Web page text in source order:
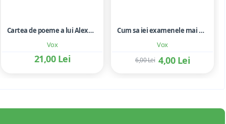
Vox
Cartea de poeme a lui Alexandru cel Mare - carte cu ilustratii color; cartonata
21,00 Lei
Vox
Cum sa iei examenele mai usor - Mike Evans
4,00 Lei
6,00 Lei